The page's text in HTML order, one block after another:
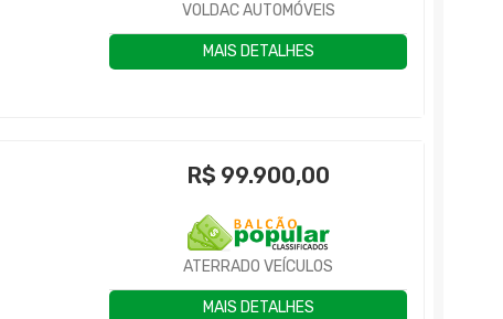
VOLDAC AUTOMÓVEIS
MAIS DETALHES
R$ 99.900,00
ATERRADO VEÍCULOS
MAIS DETALHES